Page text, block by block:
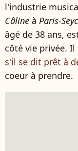
l'industrie
Câline à Paris-
âgé de 38 ans,
côté vie privée.
s'il se dit prêt à
coeur à prendre.